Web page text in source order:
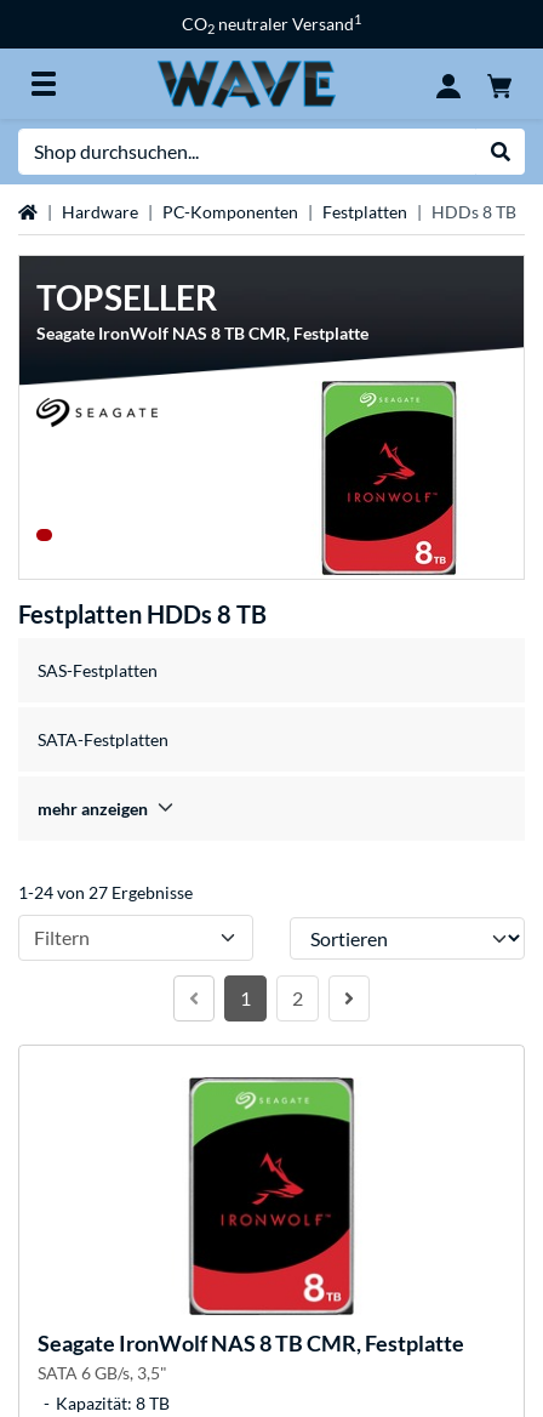
CO2 neutraler Versand1
StartseiteHardware PC-Komponenten Festplatten HDDs 8 TB
TOPSELLER
Seagate IronWolf NAS 8 TB CMR, Festplatte
Festplatten HDDs 8 TB
SAS-Festplatten
SATA-Festplatten
mehr anzeigen
1-24 von 27 Ergebnisse
Filtern Sortieren
1 2
Seagate IronWolf NAS 8 TB CMR, Festplatte
SATA 6 GB/s, 3,5"
Kapazität: 8 TB